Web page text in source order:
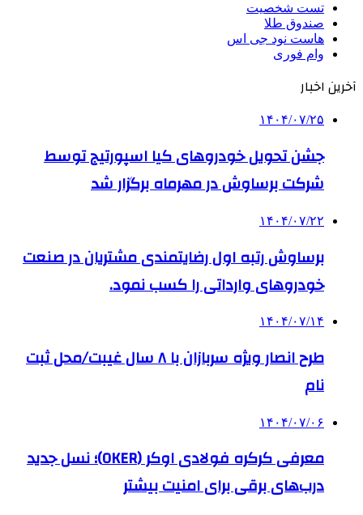
تست شخصیت
صندوق طلا
هاست نود جی اس
وام فوری
آخرین اخبار
۱۴۰۴/۰۷/۲۵
جشن تحویل خودروهای کیا اسپورتیج توسط
شرکت برساوش در مهرماه برگزار شد
۱۴۰۴/۰۷/۲۲
برساوش رتبه اول رضایتمندی مشتریان در صنعت
خودروهای وارداتی را کسب نمود.
۱۴۰۴/۰۷/۱۴
طرح انصار ویژه سربازان با ۸ سال غیبت/محل ثبت
نام
۱۴۰۴/۰۷/۰۶
معرفی کرکره فولادی اوکر (OKER)؛ نسل جدید
درب‌های برقی برای امنیت بیشتر